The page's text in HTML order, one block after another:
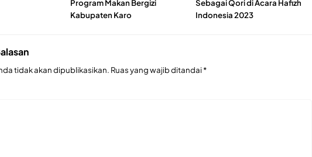
Program Makan Bergizi
Kabupaten Karo
Sebagai Qori di Acara Hafizh
Indonesia 2023
tidak akan dipublikasikan. Ruas yang wajib ditandai*